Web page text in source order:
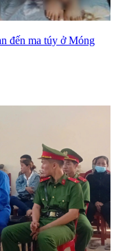
đến ma túy ở Móng